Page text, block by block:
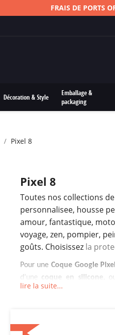
Décoration & Style
Emballage &
packaging
Pixel 8
Pixel 8
Toutes nos collections de
personnalisee, housse
amour, fantastique,
voyage, zen, pompier,
goûts. Choisissez la
Pour une Coque Google
d’une coque en silicone ,
peuvent faire leur choix
protéger le
lire la suite...